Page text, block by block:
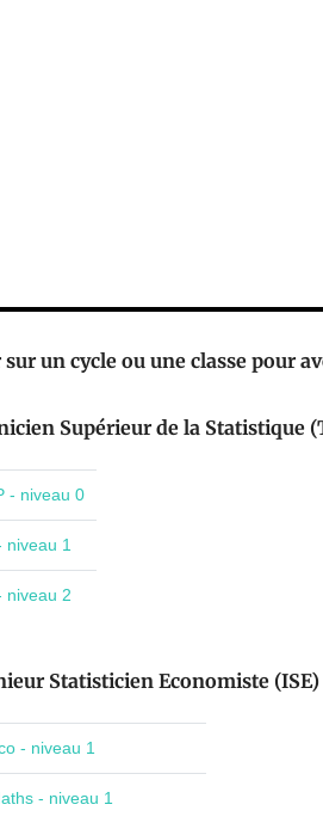
un cycle ou une classe pour
Supérieur de la Statistique
- niveau 0
niveau 1
niveau 2
Statisticien Economiste (ISE)
- niveau 1
- niveau 1